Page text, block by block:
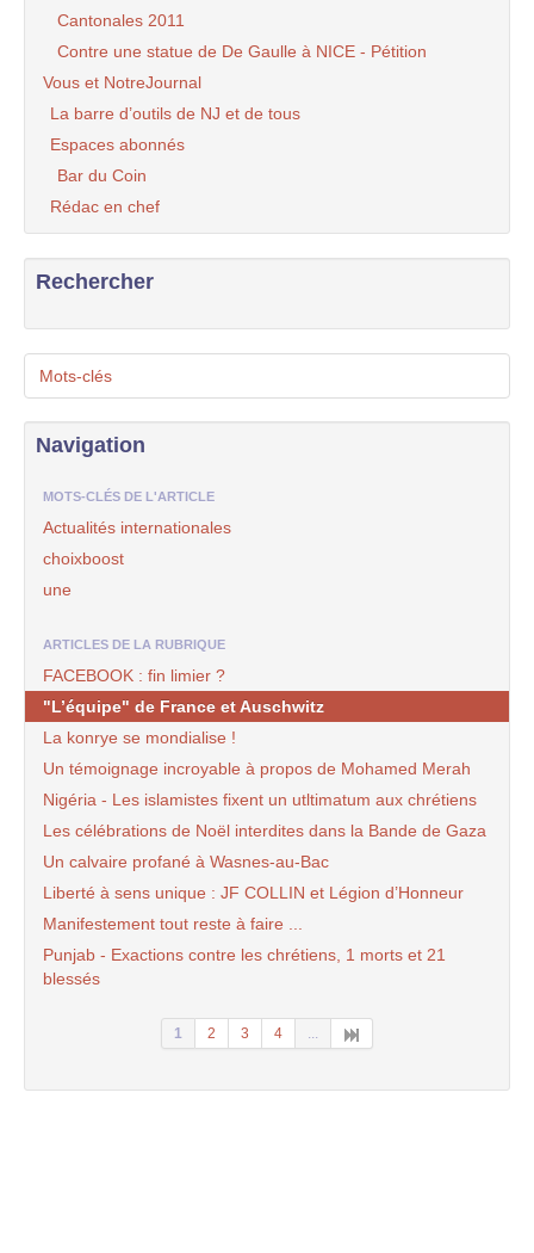
Cantonales 2011
Contre une statue de De Gaulle à NICE - Pétition
Vous et NotreJournal
La barre d’outils de NJ et de tous
Espaces abonnés
Bar du Coin
Rédac en chef
Rechercher
Mots-clés
Navigation
MOTS-CLÉS DE L'ARTICLE
Actualités internationales
choixboost
une
ARTICLES DE LA RUBRIQUE
FACEBOOK : fin limier ?
"L’équipe" de France et Auschwitz
La konrye se mondialise !
Un témoignage incroyable à propos de Mohamed Merah
Nigéria - Les islamistes fixent un utltimatum aux chrétiens
Les célébrations de Noël interdites dans la Bande de Gaza
Un calvaire profané à Wasnes-au-Bac
Liberté à sens unique : JF COLLIN et Légion d’Honneur
Manifestement tout reste à faire ...
Punjab - Exactions contre les chrétiens, 1 morts et 21
blessés
1 2 3 4 ...